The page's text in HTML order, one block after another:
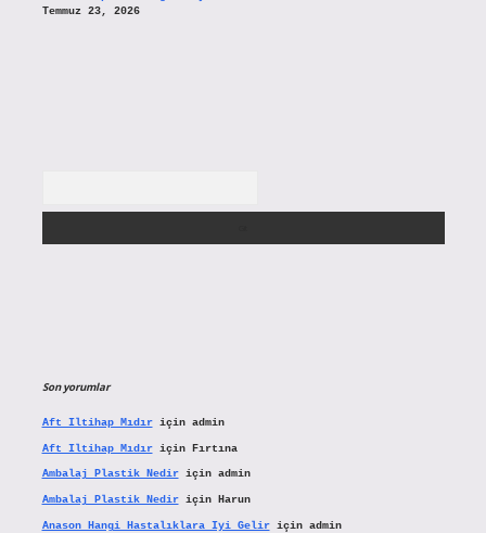
Temmuz 23, 2026
Son yorumlar
Aft Iltihap Mıdıriçin admin
Aft Iltihap Mıdıriçin Fırtına
Ambalaj Plastik Nediriçin admin
Ambalaj Plastik Nediriçin Harun
Anason Hangi Hastalıklara Iyi Geliriçin admin